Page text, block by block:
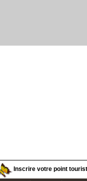
Inscrire votre point